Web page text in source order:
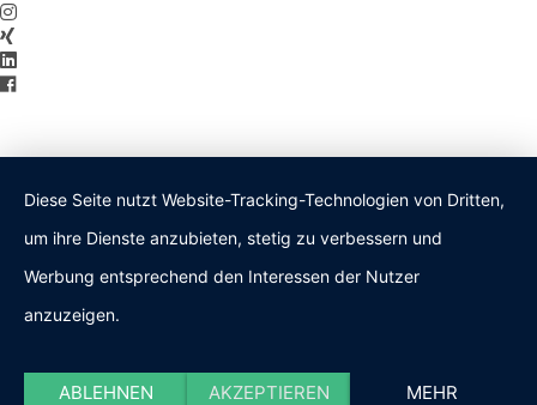
Diese Seite nutzt Website-Tracking-Technologien von Dritten,
um ihre Dienste anzubieten, stetig zu verbessern und
Werbung entsprechend den Interessen der Nutzer
anzuzeigen.
ABLEHNEN AKZEPTIEREN MEHR